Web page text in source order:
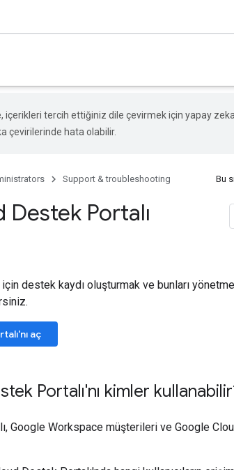
içerikleri tercih ettiğiniz dile çevirmek için yapay zeka
çevirilerinde hata olabilir.
Support & troubleshooting Bu
Portalı
destek kaydı oluşturmak ve bunları
aç
Portalı'nı kimler
Google Workspace müşterileri ve Google